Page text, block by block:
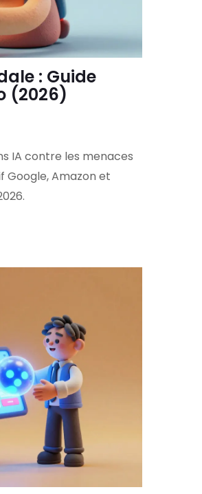
: Guide
(2026)
IA contre les menaces
Google, Amazon et